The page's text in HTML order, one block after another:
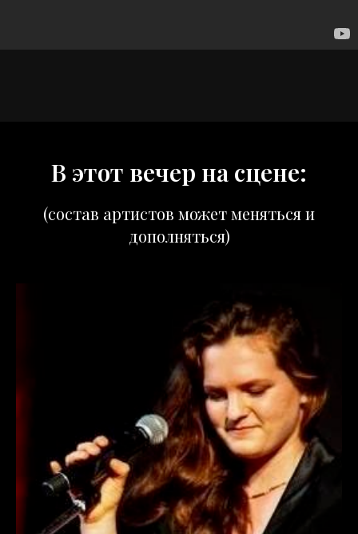
В этот вечер на сцене:
(состав артистов может меняться и
дополняться)